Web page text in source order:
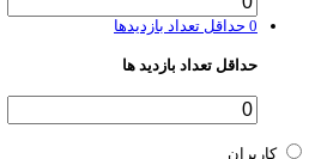
0 حداقل تعداد بازدیدها
حداقل تعداد بازدید ها
کاربران